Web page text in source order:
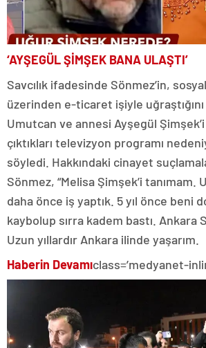
‘AYŞEGÜL ŞİMŞEK BANA ULAŞTI’
Savcılık ifadesinde Sönmez’in,
üzerinden e-ticaret işiyle
Umutcan ve annesi Ayşegül Şimşek’i
çıktıkları televizyon programı
söyledi. Hakkındaki cinayet
Sönmez, “Melisa Şimşek’i tanımam.
daha önce iş yaptık. 5 yıl önce beni
kaybolup sırra kadem bastı. Ankara
Uzun yıllardır Ankara ilinde yaşarım.
Haberin Devamıclass=’medyanet-